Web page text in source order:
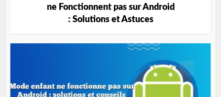
ne Fonctionnent pas sur Android
: Solutions et Astuces